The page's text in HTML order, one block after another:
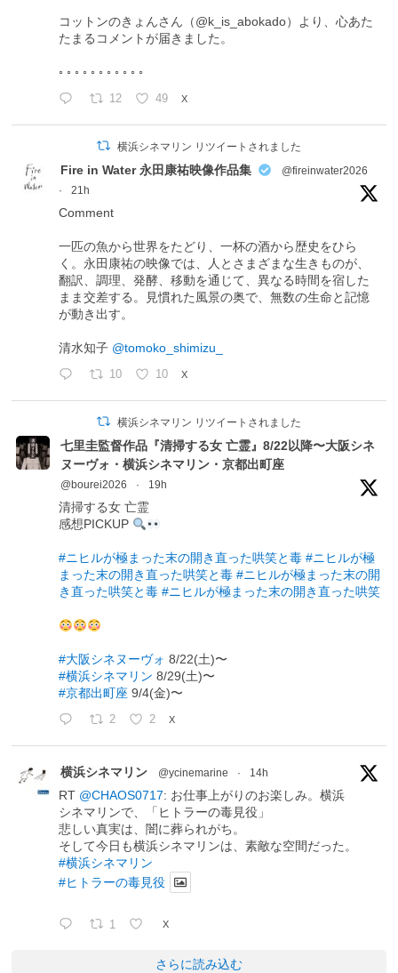
コットンのきょんさん（@k_is_abokado）より、心あた
たまるコメントが届きました。
◦ ◦ ◦ ◦ ◦ ◦ ◦ ◦ ◦ ◦ ◦
12 49 X
横浜シネマリン リツイートされました
Fire in Water 永田康祐映像作品集
@fireinwater2026
·
21h
Comment
一匹の魚から世界をたどり、一杯の酒から歴史をひら
く。永田康祐の映像では、人とさまざまな生きものが、
翻訳、調理、発酵、移動を通じて、異なる時間を宿した
まま交差する。見慣れた風景の奥で、無数の生命と記憶
が動き出す。
清水知子 @tomoko_shimizu_
10 10 X
横浜シネマリン リツイートされました
七里圭監督作品『清掃する女 亡霊』8/22以降〜大阪シネ
ヌーヴォ・横浜シネマリン・京都出町座
@bourei2026 · 19h
清掃する女 亡霊
感想PICKUP
#ニヒルが極まった末の開き直った哄笑と毒 #ニヒルが極
まった末の開き直った哄笑と毒 #ニヒルが極まった末の開
き直った哄笑と毒 #ニヒルが極まった末の開き直った哄笑
#大阪シネヌーヴォ 8/22(土)〜
#横浜シネマリン 8/29(土)〜
#京都出町座 9/4(金)〜
2 2 X
横浜シネマリン @ycinemarine · 14h
RT @CHAOS0717: お仕事上がりのお楽しみ。横浜
シネマリンで、「ヒトラーの毒見役」
悲しい真実は、闇に葬られがち。
そして今日も横浜シネマリンは、素敵な空間だった。
#横浜シネマリン
#ヒトラーの毒見役
1 X
さらに読み込む